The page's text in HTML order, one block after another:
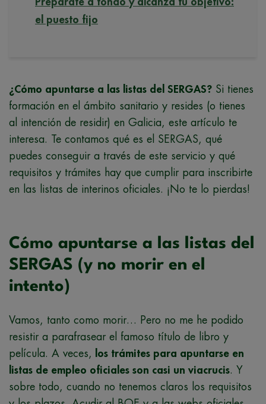
el puesto fijo
¿Cómo apuntarse a las listas del SERGAS? Si tienes
formación en el ámbito sanitario y resides (o tienes
al intención de residir) en Galicia, este artículo te
interesa. Te contamos qué es el SERGAS, qué
puedes conseguir a través de este servicio y qué
requisitos y trámites hay que cumplir para inscribirte
en las listas de interinos oficiales. ¡No te lo pierdas!
Cómo apuntarse a las listas del
SERGAS (y no morir en el
intento)
Vamos, tanto como morir… Pero no me he podido
resistir a parafrasear el famoso título de libro y
película. A veces,
los trámites para apuntarse en
listas de empleo oficiales son casi un viacrucis. Y
sobre todo, cuando no tenemos claros los requisitos